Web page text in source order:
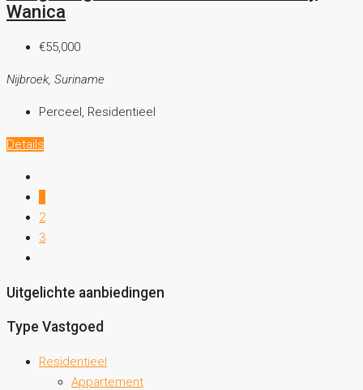
Wanica
€55,000
Nijbroek, Suriname
Perceel, Residentieel
Details
2
3
Uitgelichte aanbiedingen
Type Vastgoed
Residentieel
Appartement